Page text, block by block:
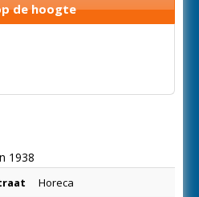
de hoogte
1938
Horeca